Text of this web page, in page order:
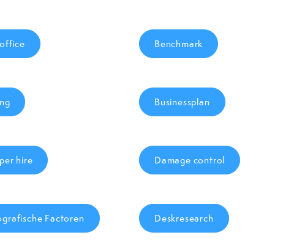
Benchmark
Businessplan
hire Damage control
Factoren Deskresearch